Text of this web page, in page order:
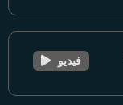
فيديو